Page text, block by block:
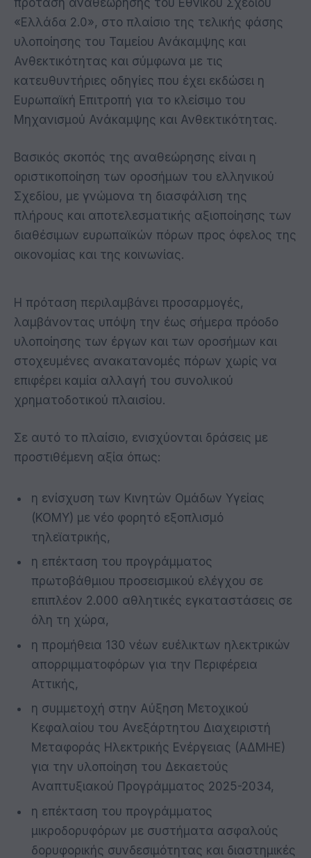
«Ελλάδα 2.0», στο πλαίσιο της τελικής φάσης
υλοποίησης του Ταμείου Ανάκαμψης και
Ανθεκτικότητας και σύμφωνα με τις
κατευθυντήριες οδηγίες που έχει εκδώσει η
Ευρωπαϊκή Επιτροπή για το κλείσιμο του
Μηχανισμού Ανάκαμψης και Ανθεκτικότητας.
Βασικός σκοπός της αναθεώρησης είναι η
οριστικοποίηση των οροσήμων του ελληνικού
Σχεδίου, με γνώμονα τη διασφάλιση της
πλήρους και αποτελεσματικής αξιοποίησης των
διαθέσιμων ευρωπαϊκών πόρων προς όφελος της
οικονομίας και της κοινωνίας.
Η πρόταση περιλαμβάνει προσαρμογές,
λαμβάνοντας υπόψη την έως σήμερα πρόοδο
υλοποίησης των έργων και των οροσήμων και
στοχευμένες ανακατανομές πόρων χωρίς να
επιφέρει καμία αλλαγή του συνολικού
χρηματοδοτικού πλαισίου.
Σε αυτό το πλαίσιο, ενισχύονται δράσεις με
προστιθέμενη αξία όπως:
η ενίσχυση των Κινητών Ομάδων Υγείας
(ΚΟΜΥ) με νέο φορητό εξοπλισμό
τηλεϊατρικής,
η επέκταση του προγράμματος
πρωτοβάθμιου προσεισμικού ελέγχου σε
επιπλέον 2.000 αθλητικές εγκαταστάσεις σε
όλη τη χώρα,
η προμήθεια 130 νέων ευέλικτων ηλεκτρικών
απορριμματοφόρων για την Περιφέρεια
Αττικής,
η συμμετοχή στην Αύξηση Μετοχικού
Κεφαλαίου του Ανεξάρτητου Διαχειριστή
Μεταφοράς Ηλεκτρικής Ενέργειας (ΑΔΜΗΕ)
για την υλοποίηση του Δεκαετούς
Αναπτυξιακού Προγράμματος 2025-2034,
η επέκταση του προγράμματος
μικροδορυφόρων με συστήματα ασφαλούς
δορυφορικής συνδεσιμότητας και διαστημικές